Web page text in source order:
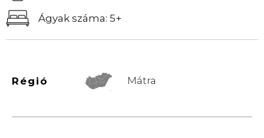
Ágyak száma: 5+
Régió
© Vemaps.com
Mátra